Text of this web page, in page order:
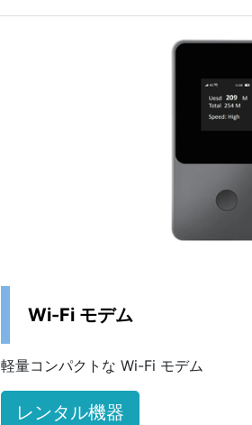
Wi-Fi モデム
軽量コンパクトな Wi-Fi モデム
レンタル機器